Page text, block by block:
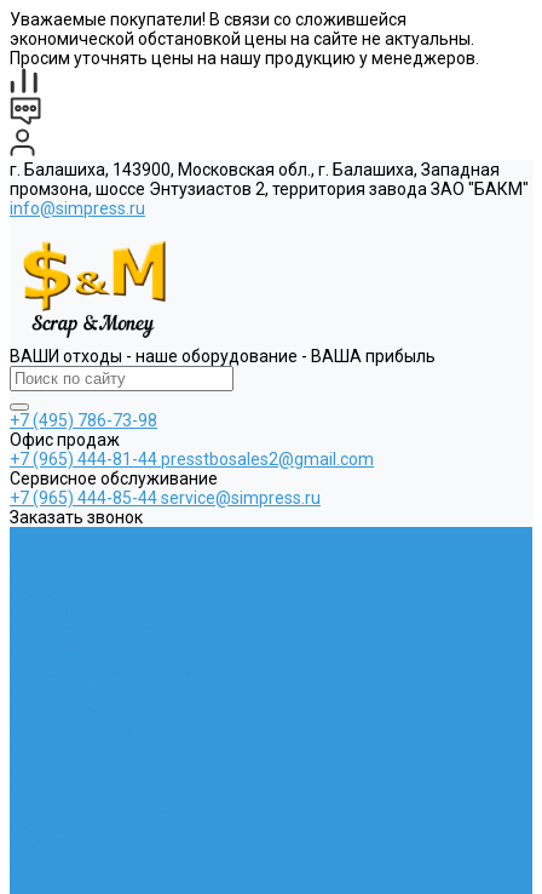
Уважаемые покупатели! В связи со сложившейся
экономической обстановкой цены на сайте не актуальны.
Просим уточнять цены на нашу продукцию у менеджеров.
г. Балашиха, 143900, Московская обл., г. Балашиха, Западная
промзона, шоссе Энтузиастов 2, территория завода ЗАО "БАКМ"
info@simpress.ru
ВАШИ отходы - наше оборудование - ВАША прибыль
+7 (495) 786-73-98
Офис продаж
+7 (965) 444-81-44presstbosales2@gmail.com
Сервисное обслуживание
+7 (965) 444-85-44service@simpress.ru
Заказать звонок